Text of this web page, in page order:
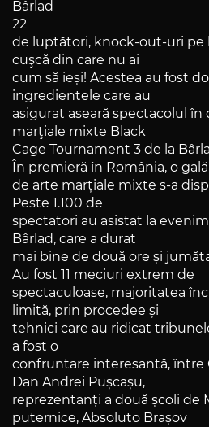
Bârlad
22
de luptători, knock-out-uri pe
cuşcă din care nu ai
cum să ieși! Acestea au fost
ingredientele care au
asigurat aseară spectacolul în
marţiale mixte Black
Cage Tournament 3 de la
În premieră în România, o gală
de arte marțiale mixte s-a
Peste 1.100 de
spectatori au asistat la
Bârlad, care a durat
mai bine de două ore și
Au fost 11 meciuri extrem de
spectaculoase, majoritatea
limită, prin procedee și
tehnici care au ridicat
a fost o
confruntare interesantă, între
Dan Andrei Pușcașu,
reprezentanți a două școli de
puternice, Absoluto Brașov